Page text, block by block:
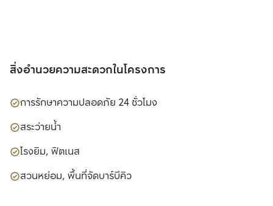
สิ่งอำนวยความสะดวกในโครงการ
การรักษาความปลอดภัย 24 ชั่วโมง
สระว่ายน้ำ
โรงยิม, ฟิตเนส
สวนหย่อม, พื้นที่จัดบาร์บีคิว